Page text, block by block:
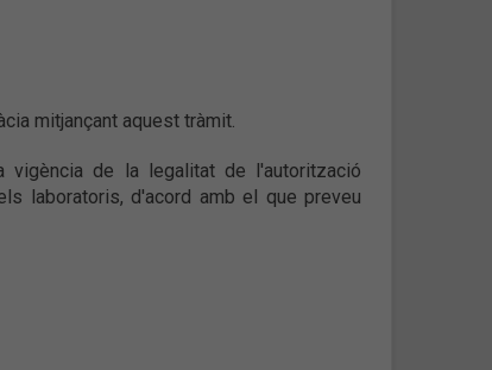
mitjançant aquest tràmit.
de la legalitat de l'autorització
laboratoris, d'acord amb el que preveu